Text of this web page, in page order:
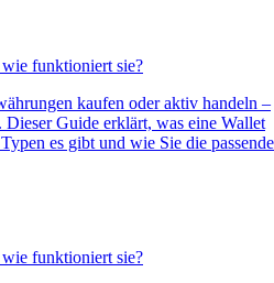
funktioniert sie?
kaufen oder aktiv handeln –
Guide erklärt, was eine Wallet
es gibt und wie Sie die passende
funktioniert sie?